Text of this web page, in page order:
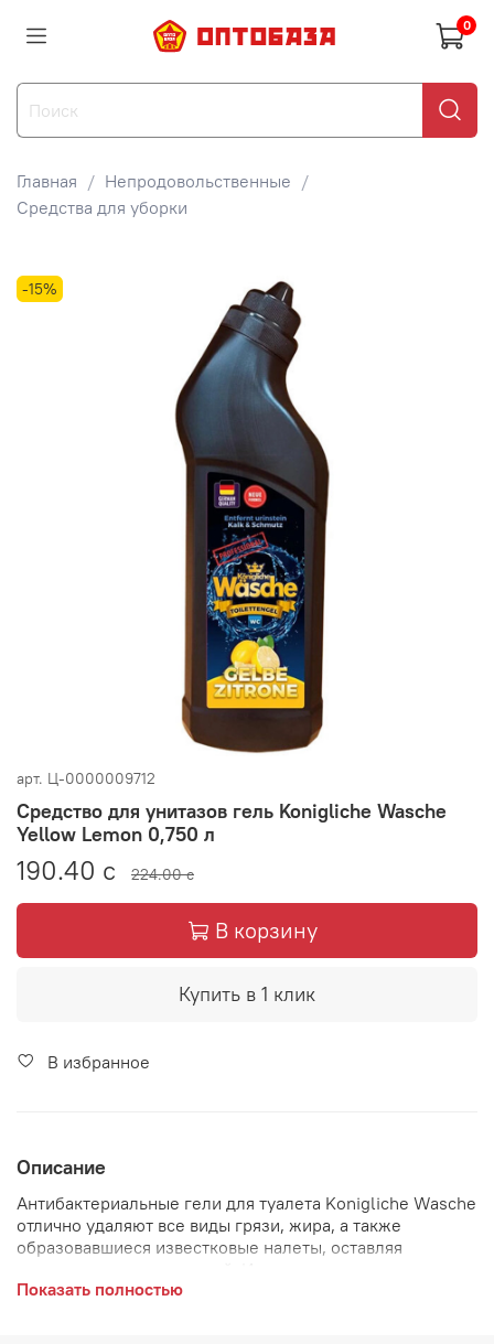
0
Главная
Непродовольственные
Средства для уборки
-15%
арт. Ц-0000009712
Средство для унитазов гель Konigliche Wasche
Yellow Lemon 0,750 л
190.40 с 224.00 с
В корзину
Купить в 1 клик
В избранное
Описание
Антибактериальные гели для туалета Konigliche Wasche
отлично удаляют все виды грязи, жира, а также
образовавшиеся известковые налеты, оставляя
инновационная формула обеспечивает идеальное
Показать полностью